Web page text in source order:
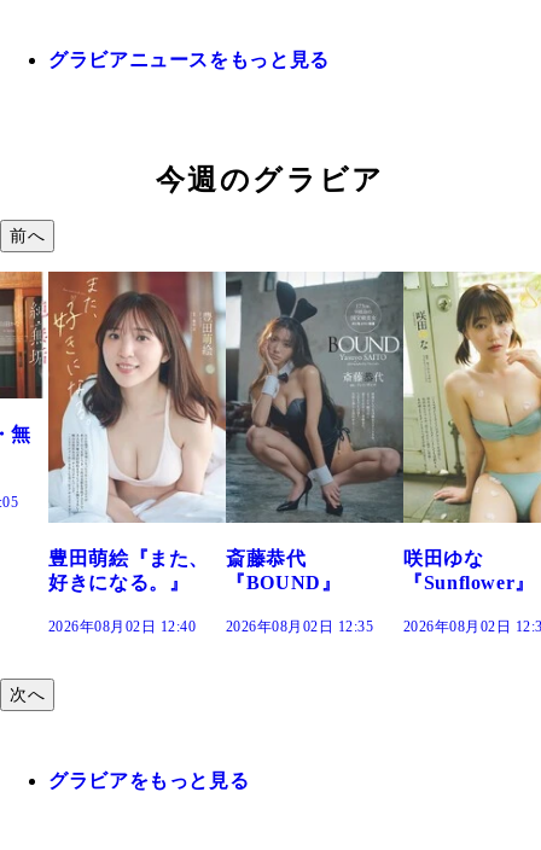
グラビアニュースをもっと見る
今週のグラビア
前へ
た、
斎藤恭代
『BOUND』
2026年08月02日 12:35
咲田ゆな
『Sunflower』
2026年08月02日 12:30
藤水咲桜『
だまり』
2026年08月02日
次へ
グラビアをもっと見る